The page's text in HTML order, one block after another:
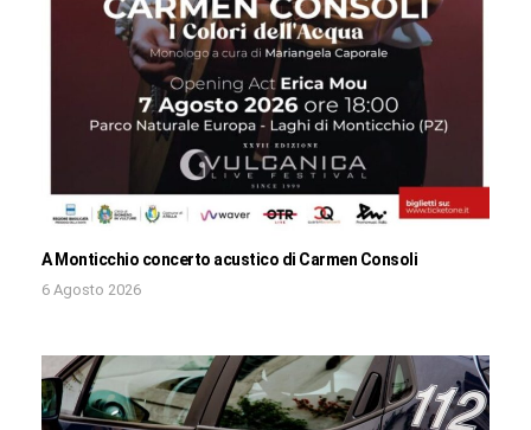
A Monticchio concerto acustico di Carmen Consoli
6 Agosto 2026